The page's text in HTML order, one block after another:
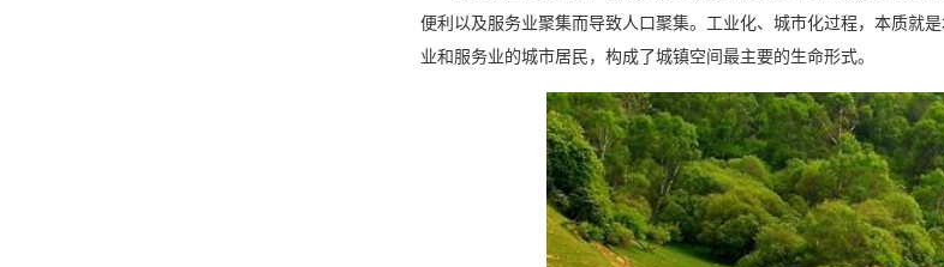
便利以及服务业聚集而导致人口聚集。工业化、城市化过程，本质就
业和服务业的城市居民，构成了城镇空间最主要的生命形式。